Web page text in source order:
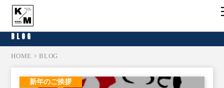
BLOG
HOME > BLOG
新年のご挨拶